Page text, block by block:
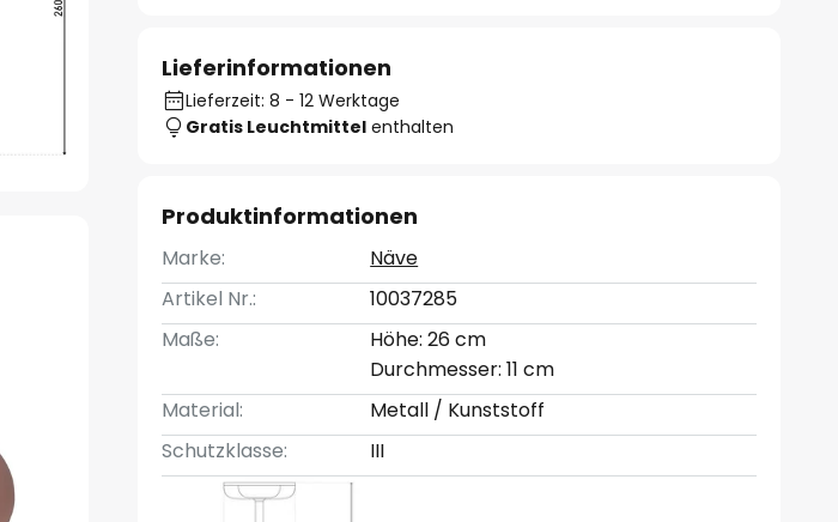
Lieferinformationen
Lieferzeit: 8 - 12 Werktage
Gratis Leuchtmittel enthalten
Produktinformationen
Marke:
Näve
Artikel Nr.:
10037285
Maße:
Höhe: 26 cm
Durchmesser: 11 cm
Material:
Metall / Kunststoff
Schutzklasse:
III